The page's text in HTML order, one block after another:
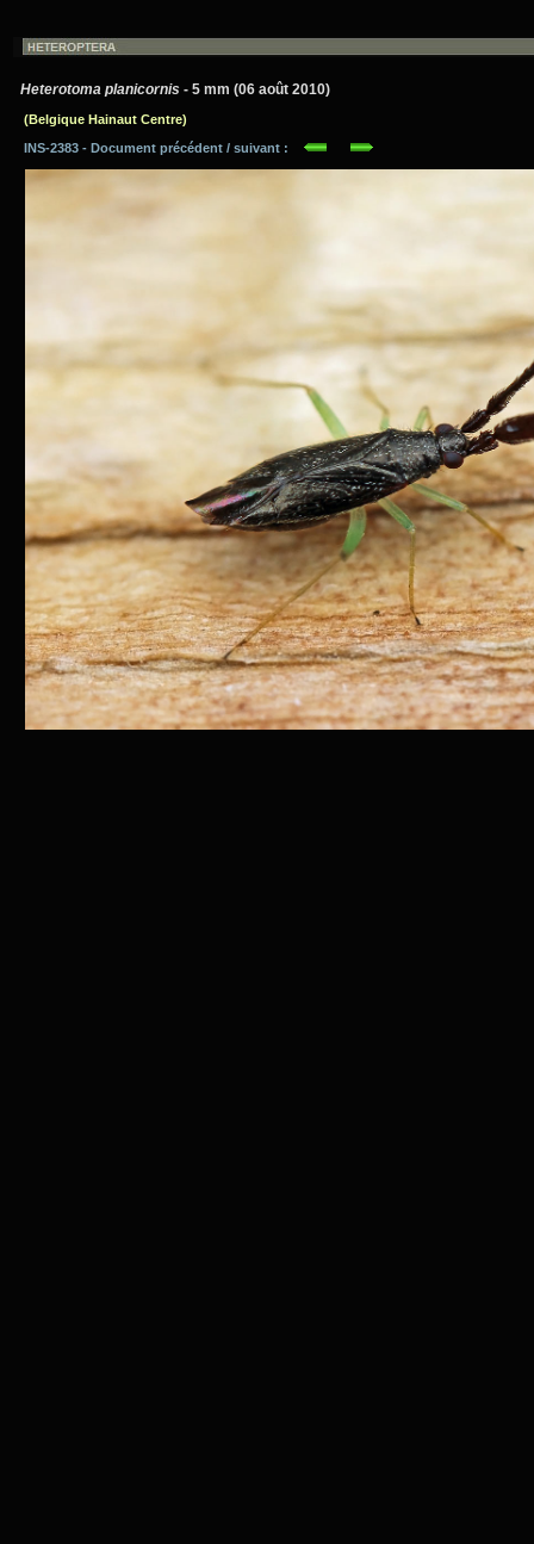
Heterotoma planicornis - 5 mm (06 août 2010)
(Belgique Hainaut Centre)
INS-2383 - Document précédent / suivant :